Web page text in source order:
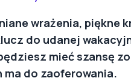
wrażenia, piękne
do udanej
mieć szansę
ma do zaoferowania.